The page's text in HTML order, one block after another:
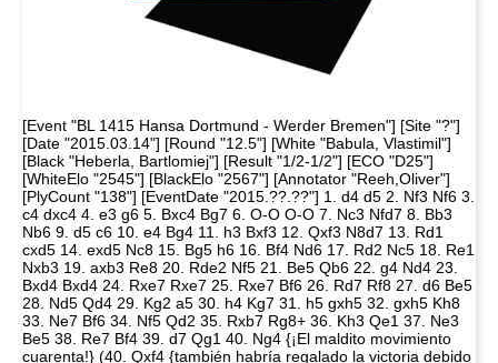
[Event "BL 1415 Hansa Dortmund - Werder Bremen"] [Site "?"]
[Date "2015.03.14"] [Round "12.5"] [White "Babula, Vlastimil"]
[Black "Heberla, Bartlomiej"] [Result "1/2-1/2"] [ECO "D25"]
[WhiteElo "2545"] [BlackElo "2567"] [Annotator "Reeh,Oliver"]
[PlyCount "138"] [EventDate "2015.??.??"] 1. d4 d5 2. Nf3 Nf6 3.
c4 dxc4 4. e3 g6 5. Bxc4 Bg7 6. O-O O-O 7. Nc3 Nfd7 8. Bb3
Nb6 9. d5 c6 10. e4 Bg4 11. h3 Bxf3 12. Qxf3 N8d7 13. Rd1
cxd5 14. exd5 Nc8 15. Bg5 h6 16. Bf4 Nd6 17. Rd2 Nc5 18. Re1
Nxb3 19. axb3 Re8 20. Rde2 Nf5 21. Be5 Qb6 22. g4 Nd4 23.
Bxd4 Bxd4 24. Rxe7 Rxe7 25. Rxe7 Bf6 26. Rd7 Rf8 27. d6 Be5
28. Nd5 Qd4 29. Kg2 a5 30. h4 Kg7 31. h5 gxh5 32. gxh5 Kh8
33. Ne7 Bf6 34. Nf5 Qd2 35. Rxb7 Rg8+ 36. Kh3 Qe1 37. Ne3
Be5 38. Re7 Bf4 39. d7 Qg1 40. Ng4 {¡El maldito movimiento
cuarenta!} (40. Qxf4 {también habría regalado la victoria debido